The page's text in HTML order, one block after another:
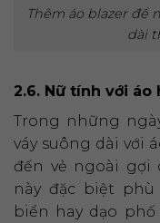
Thêm áo blazer để
dài
2.6. Nữ tính với áo
Trong những
váy suông dài với
đến vẻ ngoài gợi
này đặc biệt
biển hay dạo